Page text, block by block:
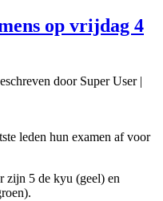
op vrijdag 4
door Super User|
leden hun examen af voor
zijn 5 de kyu (geel) en